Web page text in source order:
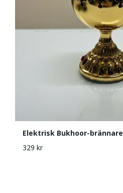
Elektrisk Bukhoor-brännare
329 kr